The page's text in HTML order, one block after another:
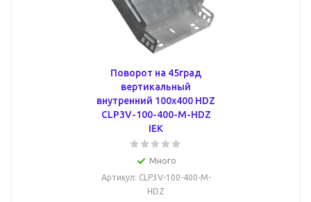
Поворот на 45град
вертикальный
внутренний 100х400 HDZ
CLP3V-100-400-M-HDZ
IEK
Много
Артикул: CLP3V-100-400-M-
HDZ